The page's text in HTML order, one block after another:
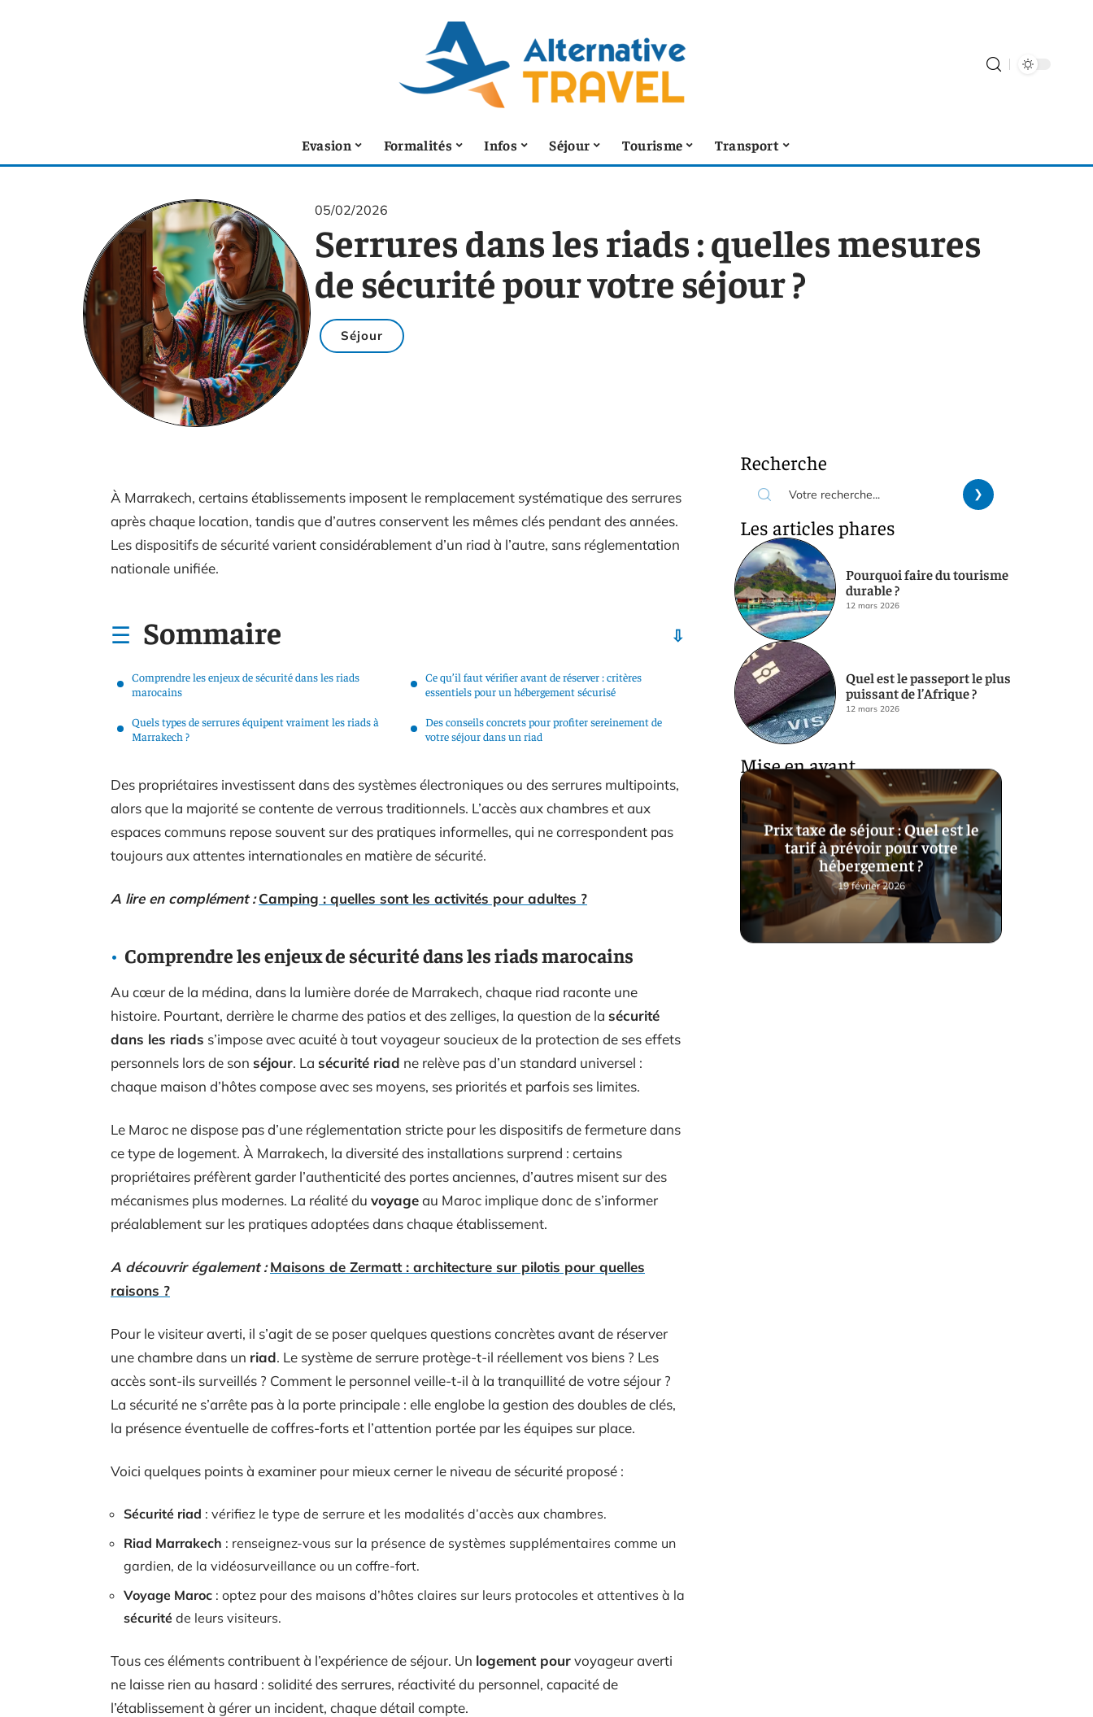
Evasion Formalités Infos Séjour Tourisme Transport
05/02/2026
Serrures dans les riads : quelles mesures
de sécurité pour votre séjour ?
Séjour
À Marrakech, certains établissements imposent le remplacement systématique des serrures
après chaque location, tandis que d’autres conservent les mêmes clés pendant des années.
Les dispositifs de sécurité varient considérablement d’un riad à l’autre, sans réglementation
nationale unifiée.
Sommaire
Comprendre les enjeux de sécurité dans les riads
marocains
Quels types de serrures équipent vraiment les riads à
Marrakech ?
Ce qu’il faut vérifier avant de réserver : critères
essentiels pour un hébergement sécurisé
Des conseils concrets pour profiter sereinement de
votre séjour dans un riad
Des propriétaires investissent dans des systèmes électroniques ou des serrures multipoints,
alors que la majorité se contente de verrous traditionnels. L’accès aux chambres et aux
espaces communs repose souvent sur des pratiques informelles, qui ne correspondent pas
toujours aux attentes internationales en matière de sécurité.
A lire en complément : Camping : quelles sont les activités pour adultes ?
Comprendre les enjeux de sécurité dans les riads marocains
Au cœur de la médina, dans la lumière dorée de Marrakech, chaque riad raconte une
histoire. Pourtant, derrière le charme des patios et des zelliges, la question de la sécurité
dans les riads s’impose avec acuité à tout voyageur soucieux de la protection de ses effets
personnels lors de son séjour. La sécurité riad ne relève pas d’un standard universel :
chaque maison d’hôtes compose avec ses moyens, ses priorités et parfois ses limites.
Le Maroc ne dispose pas d’une réglementation stricte pour les dispositifs de fermeture dans
ce type de logement. À Marrakech, la diversité des installations surprend : certains
propriétaires préfèrent garder l’authenticité des portes anciennes, d’autres misent sur des
mécanismes plus modernes. La réalité du voyageau Maroc implique donc de s’informer
préalablement sur les pratiques adoptées dans chaque établissement.
A découvrir également : Maisons de Zermatt : architecture sur pilotis pour quelles
raisons ?
Pour le visiteur averti, il s’agit de se poser quelques questions concrètes avant de réserver
une chambre dans un riad. Le système de serrure protège-t-il réellement vos biens ? Les
accès sont-ils surveillés ? Comment le personnel veille-t-il à la tranquillité de votre séjour ?
La sécurité ne s’arrête pas à la porte principale : elle englobe la gestion des doubles de clés,
la présence éventuelle de coffres-forts et l’attention portée par les équipes sur place.
Voici quelques points à examiner pour mieux cerner le niveau de sécurité proposé :
Sécurité riad : vérifiez le type de serrure et les modalités d’accès aux chambres.
Riad Marrakech : renseignez-vous sur la présence de systèmes supplémentaires comme un
gardien, de la vidéosurveillance ou un coffre-fort.
Voyage Maroc : optez pour des maisons d’hôtes claires sur leurs protocoles et attentives à la
sécurité de leurs visiteurs.
Tous ces éléments contribuent à l’expérience de séjour. Un logement pourvoyageur averti
ne laisse rien au hasard : solidité des serrures, réactivité du personnel, capacité de
l’établissement à gérer un incident, chaque détail compte.
Recherche
Les articles phares
Pourquoi faire du tourisme
durable ?
12 mars 2026
Quel est le passeport le plus
puissant de l’Afrique ?
12 mars 2026
Mise en avant
Prix taxe de séjour : Quel est le
tarif à prévoir pour votre
hébergement ?
19 février 2026